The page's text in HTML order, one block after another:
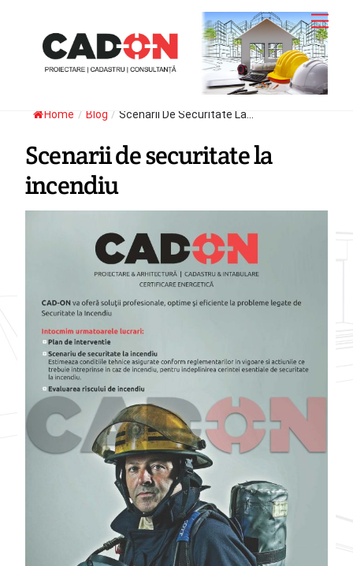
content
Home / Blog / Scenarii De Securitate La...
Scenarii de securitate la
incendiu